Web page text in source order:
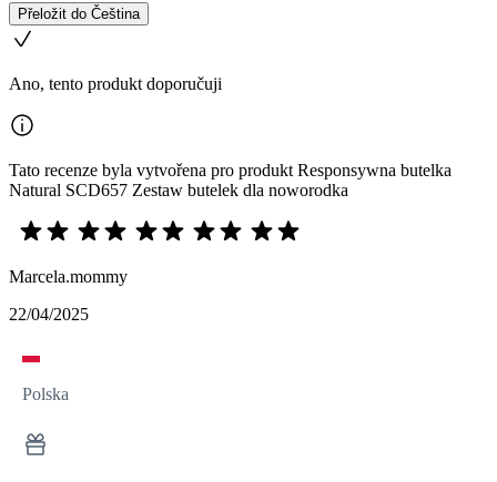
Přeložit do Čeština
Ano, tento produkt doporučuji
Tato recenze byla vytvořena pro produkt Responsywna butelka
Natural SCD657 Zestaw butelek dla noworodka
Marcela.mommy
22/04/2025
Polska